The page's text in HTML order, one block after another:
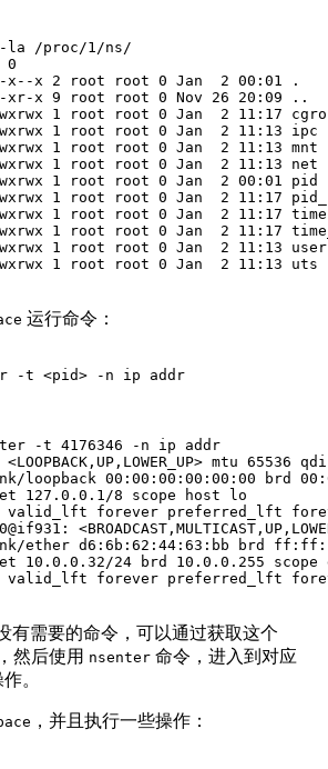
la /proc/1/ns/
0
x--x 2 root root 0 Jan  2 00:01 .
xr-x 9 root root 0 Nov 26 20:09 ..
1 root root 0 Jan  2 11:17
1 root root 0 Jan  2 11:13 ipc
1 root root 0 Jan  2 11:13 mnt
1 root root 0 Jan  2 11:13 net
1 root root 0 Jan  2 00:01 pid
1 root root 0 Jan  2 11:17
1 root root 0 Jan  2 11:17
1 root root 0 Jan  2 11:17
1 root root 0 Jan  2 11:13 user
1 root root 0 Jan  2 11:13 uts
运行命令：
-t <pid> -n ip addr
-t 4176346 -n ip addr
mtu 65536
loopback 00:00:00:00:00:00 brd
127.0.0.1/8 scope host lo
valid_lft forever preferred_lft
ether d6:6b:62:44:63:bb brd
10.0.0.32/24 brd 10.0.0.255 scope
valid_lft forever preferred_lft
有需要的命令，可以通过获取这个
然后使用 nsenter 命令，进入到对应
。
，并且执行一些操作：